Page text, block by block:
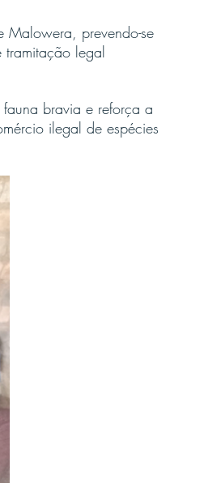
Malowera, prevendo-se
tramitação legal
bravia e reforça a
ilegal de espécies